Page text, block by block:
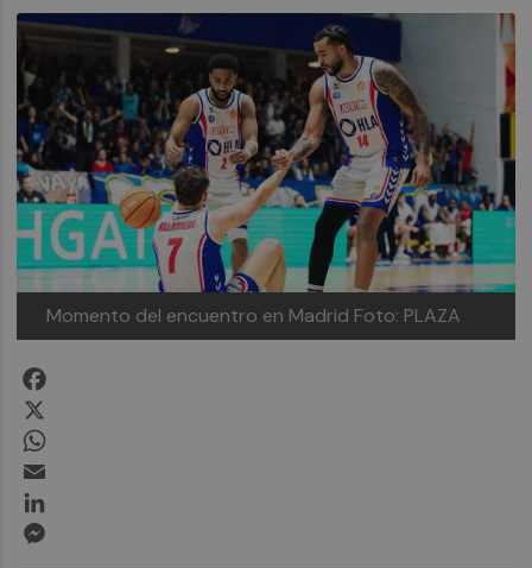
Momento del encuentro en Madrid Foto: PLAZA